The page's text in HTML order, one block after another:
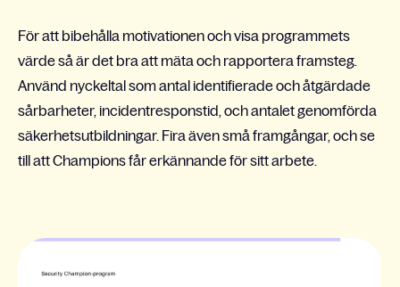
För att bibehålla motivationen och visa programmets
värde så är det bra att mäta och rapportera framsteg.
Använd nyckeltal som antal identifierade och åtgärdade
sårbarheter, incidentresponstid, och antalet genomförda
säkerhetsutbildningar. Fira även små framgångar, och se
till att Champions får erkännande för sitt arbete.